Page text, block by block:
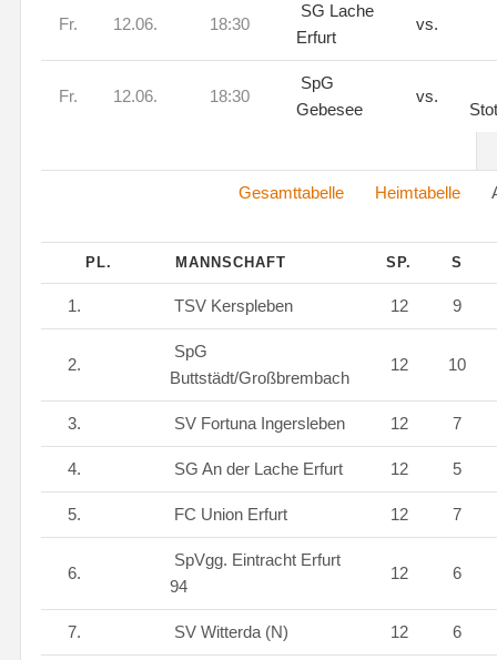
Fr. 12.06. 18:30
SG Lache
Erfurt
vs.
Fr. 12.06. 18:30
SpG
Gebesee
vs.
Gesamttabelle Heimtabelle
PL. MANNSCHAFT SP. S
1. TSV Kerspleben 12 9
2.
SpG
Buttstädt/Großbrembach
12 10
3. SV Fortuna Ingersleben 12 7
4. SG An der Lache Erfurt 12 5
5. FC Union Erfurt 12 7
6.
SpVgg. Eintracht Erfurt
94
12 6
7. SV Witterda (N) 12 6